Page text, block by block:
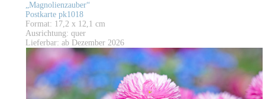
„Magnolienzauber“
Postkarte pk1018
Format: 17,2 x 12,1 cm
Ausrichtung: quer
Lieferbar: ab Dezember 2026